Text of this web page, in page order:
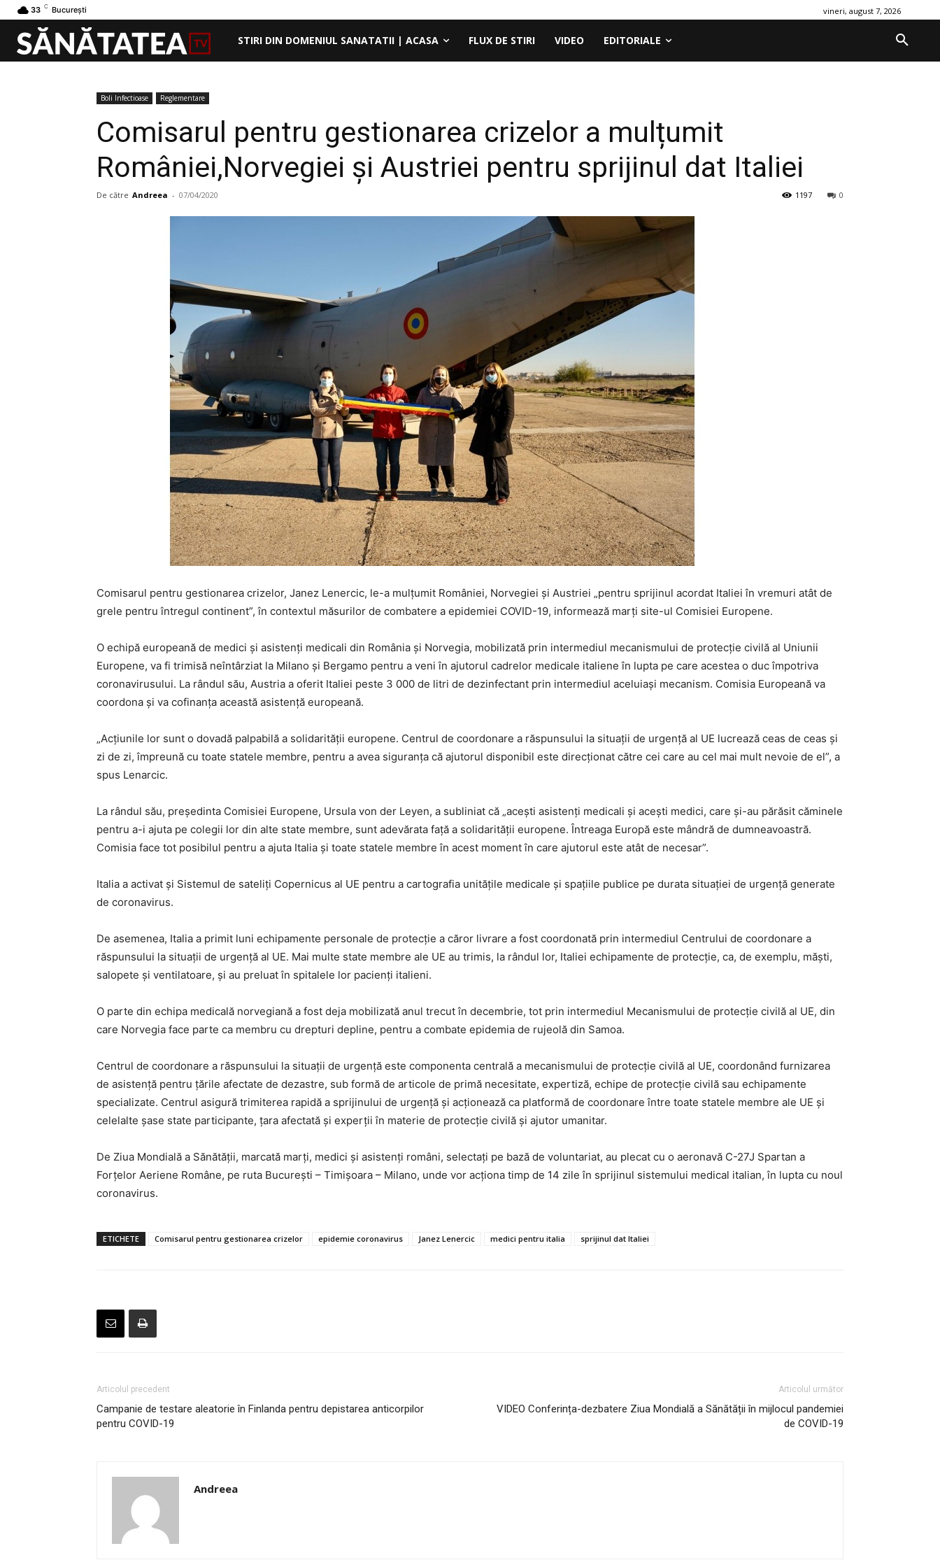
33 C București vineri, august 7, 2026
STIRI DIN DOMENIUL SANATATII | ACASA FLUX DE STIRI VIDEO EDITORIALE
Boli Infectioase Reglementare
Comisarul pentru gestionarea crizelor a mulțumit
României,Norvegiei şi Austriei pentru sprijinul dat Italiei
De către Andreea - 07/04/2020 0
1197
Comisarul pentru gestionarea crizelor, Janez Lenercic, le-a mulţumit României, Norvegiei şi Austriei „pentru sprijinul acordat Italiei în vremuri atât de
grele pentru întregul continent”, în contextul măsurilor de combatere a epidemiei COVID-19, informează marţi site-ul Comisiei Europene.
O echipă europeană de medici şi asistenţi medicali din România şi Norvegia, mobilizată prin intermediul mecanismului de protecţie civilă al Uniunii
Europene, va fi trimisă neîntârziat la Milano şi Bergamo pentru a veni în ajutorul cadrelor medicale italiene în lupta pe care acestea o duc împotriva
coronavirusului. La rândul său, Austria a oferit Italiei peste 3 000 de litri de dezinfectant prin intermediul aceluiaşi mecanism. Comisia Europeană va
coordona şi va cofinanţa această asistenţă europeană.
„Acţiunile lor sunt o dovadă palpabilă a solidarităţii europene. Centrul de coordonare a răspunsului la situaţii de urgenţă al UE lucrează ceas de ceas şi
zi de zi, împreună cu toate statele membre, pentru a avea siguranţa că ajutorul disponibil este direcţionat către cei care au cel mai mult nevoie de el”, a
spus Lenarcic.
La rândul său, preşedinta Comisiei Europene, Ursula von der Leyen, a subliniat că „aceşti asistenţi medicali şi aceşti medici, care şi-au părăsit căminele
pentru a-i ajuta pe colegii lor din alte state membre, sunt adevărata faţă a solidarităţii europene. Întreaga Europă este mândră de dumneavoastră.
Comisia face tot posibilul pentru a ajuta Italia şi toate statele membre în acest moment în care ajutorul este atât de necesar”.
Italia a activat şi Sistemul de sateliţi Copernicus al UE pentru a cartografia unităţile medicale şi spaţiile publice pe durata situaţiei de urgenţă generate
de coronavirus.
De asemenea, Italia a primit luni echipamente personale de protecţie a căror livrare a fost coordonată prin intermediul Centrului de coordonare a
răspunsului la situaţii de urgenţă al UE. Mai multe state membre ale UE au trimis, la rândul lor, Italiei echipamente de protecţie, ca, de exemplu, măşti,
salopete şi ventilatoare, şi au preluat în spitalele lor pacienţi italieni.
O parte din echipa medicală norvegiană a fost deja mobilizată anul trecut în decembrie, tot prin intermediul Mecanismului de protecţie civilă al UE, din
care Norvegia face parte ca membru cu drepturi depline, pentru a combate epidemia de rujeolă din Samoa.
Centrul de coordonare a răspunsului la situaţii de urgenţă este componenta centrală a mecanismului de protecţie civilă al UE, coordonând furnizarea
de asistenţă pentru ţările afectate de dezastre, sub formă de articole de primă necesitate, expertiză, echipe de protecţie civilă sau echipamente
specializate. Centrul asigură trimiterea rapidă a sprijinului de urgenţă şi acţionează ca platformă de coordonare între toate statele membre ale UE şi
celelalte şase state participante, ţara afectată şi experţii în materie de protecţie civilă şi ajutor umanitar.
De Ziua Mondială a Sănătăţii, marcată marţi, medici şi asistenţi români, selectaţi pe bază de voluntariat, au plecat cu o aeronavă C-27J Spartan a
Forţelor Aeriene Române, pe ruta Bucureşti – Timişoara – Milano, unde vor acţiona timp de 14 zile în sprijinul sistemului medical italian, în lupta cu noul
coronavirus.
ETICHETE Comisarul pentru gestionarea crizelor epidemie coronavirus Janez Lenercic medici pentru italia sprijinul dat Italiei
Articolul precedent
Campanie de testare aleatorie în Finlanda pentru depistarea anticorpilor
pentru COVID-19
Articolul următor
VIDEO Conferința-dezbatere Ziua Mondială a Sănătății în mijlocul pandemiei
de COVID-19
Andreea